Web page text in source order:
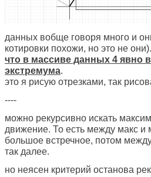
данных вобще говоря много и
котировки похожи, но это не они).
что в массиве данных 4 явно
экстремума.
это я рисую отрезками, так
----
можно рекурсивно искать
движение. То есть между макс и
большое встречное, потом
так далее.
но неясен критерий останова